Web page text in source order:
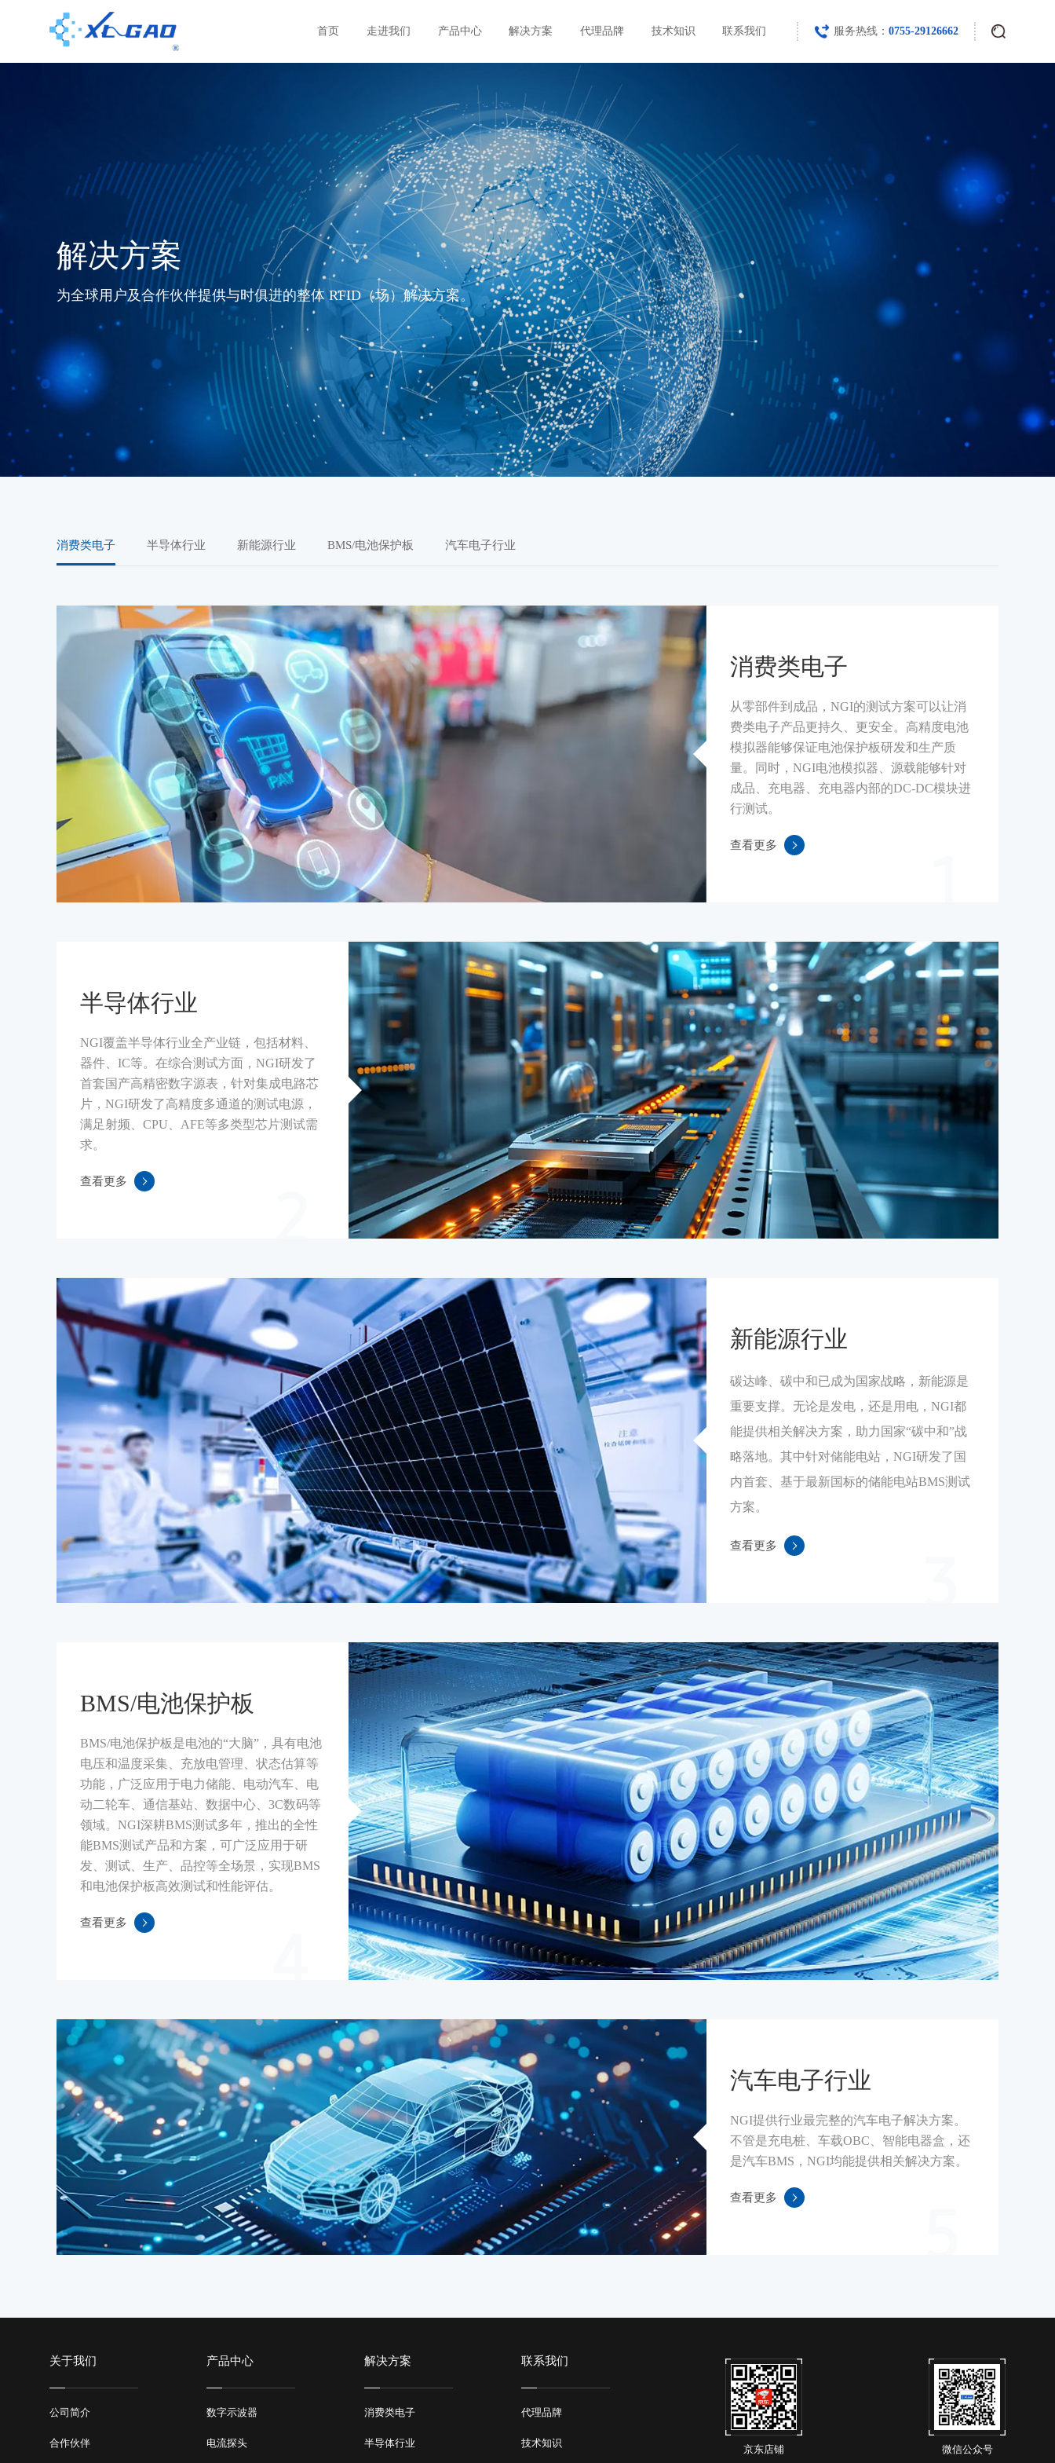
首页 走进我们 产品中心 解决方案 代理品牌 技术知识 联系我们 服务热线： 0755-29126662
解决方案
为全球用户及合作伙伴提供与时俱进的整体 RFID（场）解决方案。
消费类电子 半导体行业 新能源行业 BMS/电池保护板 汽车电子行业
消费类电子
从零部件到成品，NGI的测试方案可以让消
费类电子产品更持久、更安全。高精度电池
模拟器能够保证电池保护板研发和生产质
量。同时，NGI电池模拟器、源载能够针对
成品、充电器、充电器内部的DC-DC模块进
行测试。
查看更多
半导体行业
NGI覆盖半导体行业全产业链，包括材料、
器件、IC等。在综合测试方面，NGI研发了
首套国产高精密数字源表，针对集成电路芯
片，NGI研发了高精度多通道的测试电源，
满足射频、CPU、AFE等多类型芯片测试需
求。
查看更多
新能源行业
碳达峰、碳中和已成为国家战略，新能源是
重要支撑。无论是发电，还是用电，NGI都
能提供相关解决方案，助力国家“碳中和”战
略落地。其中针对储能电站，NGI研发了国
内首套、基于最新国标的储能电站BMS测试
方案。
查看更多
BMS/电池保护板
BMS/电池保护板是电池的“大脑”，具有电池
电压和温度采集、充放电管理、状态估算等
功能，广泛应用于电力储能、电动汽车、电
动二轮车、通信基站、数据中心、3C数码等
领域。NGI深耕BMS测试多年，推出的全性
能BMS测试产品和方案，可广泛应用于研
发、测试、生产、品控等全场景，实现BMS
和电池保护板高效测试和性能评估。
查看更多
汽车电子行业
NGI提供行业最完整的汽车电子解决方案。
不管是充电桩、车载OBC、智能电器盒，还
是汽车BMS，NGI均能提供相关解决方案。
查看更多
关于我们
公司简介
合作伙伴
产品中心
数字示波器
电流探头
解决方案
消费类电子
半导体行业
联系我们
代理品牌
技术知识
京东店铺 微信公众号